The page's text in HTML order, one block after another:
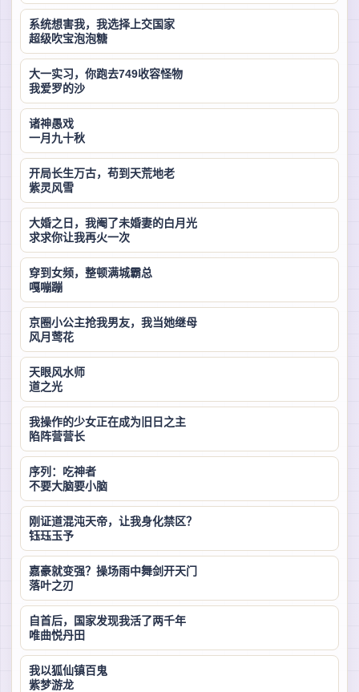
系统想害我，我选择上交国家
超级吹宝泡泡糖
大一实习，你跑去749收容怪物
我爱罗的沙
诸神愚戏
一月九十秋
开局长生万古，苟到天荒地老
紫灵风雪
大婚之日，我阉了未婚妻的白月光
求求你让我再火一次
穿到女频，整顿满城霸总
嘎嘣蹦
京圈小公主抢我男友，我当她继母
风月莺花
天眼风水师
道之光
我操作的少女正在成为旧日之主
陷阵营营长
序列：吃神者
不要大脑要小脑
刚证道混沌天帝，让我身化禁区？
钰珏玉予
嘉豪就变强？操场雨中舞剑开天门
落叶之刃
自首后，国家发现我活了两千年
唯曲悦丹田
我以狐仙镇百鬼
紫梦游龙